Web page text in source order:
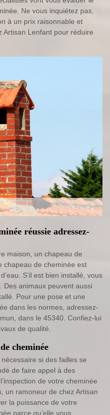
Ne vous inquiétez pas,
à un prix raisonnable et
Artisan Lenfant pour réduire
réussie adressez-
maison, un chapeau de
chapeau de cheminée est
S’il est bien installé, vous
Des animaux peuvent aussi
Pour une pose et une
dans les normes, adressez-
dans le 45340. Confiez-lui
de qualité.
cheminée
si des failles se
de faire appel à des
de votre cheminée
un ramoneur de chez Artisan
la puissance de votre
parce qu’elle vous